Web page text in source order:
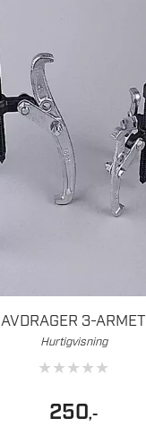
AVDRAGER 3-ARMET
Hurtigvisning
★★★★★
250,-